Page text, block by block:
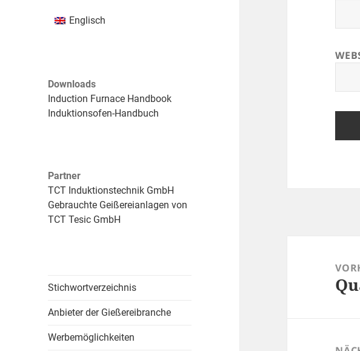
Englisch
Downloads
Induction Furnace Handbook
Induktionsofen-Handbuch
Partner
TCT Induktionstechnik GmbH
Gebrauchte Geißereianlagen von
TCT Tesic GmbH
Stichwortverzeichnis
Anbieter der Gießereibranche
Werbemöglichkeiten